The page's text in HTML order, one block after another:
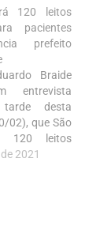
120 leitos
pacientes
prefeito
Braide
entrevista
desta
02), que São
120 leitos
atendimento
Covid-19,
2021